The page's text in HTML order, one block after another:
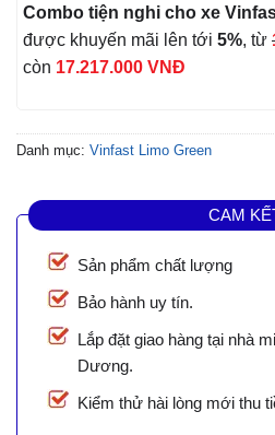
Combo tiện nghi cho xe
được khuyến mãi lên tới 5%, từ
còn 17.217.000 VNĐ
Danh mục: Vinfast Limo Green
CAM
Sản phẩm chất lượng
Bảo hành uy tín.
Lắp đặt giao hàng tại nhà
Dương.
Kiểm thử hài lòng mới thu